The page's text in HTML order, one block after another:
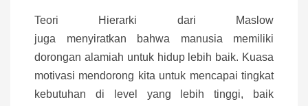
Teori Hierarki dari Maslow
juga menyiratkan bahwa manusia memiliki
dorongan alamiah untuk hidup lebih baik. Kuasa
motivasi mendorong kita untuk mencapai tingkat
kebutuhan di level yang lebih tinggi, baik